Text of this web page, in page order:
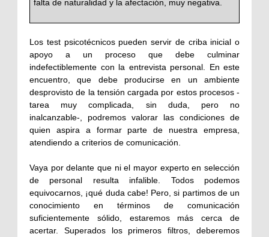
falta de naturalidad y la afectación, muy negativa.
Los test psicotécnicos pueden servir de criba inicial o
apoyo a un proceso que debe culminar
indefectiblemente con la entrevista personal. En este
encuentro, que debe producirse en un ambiente
desprovisto de la tensión cargada por estos procesos -
tarea muy complicada, sin duda, pero no
inalcanzable-, podremos valorar las condiciones de
quien aspira a formar parte de nuestra empresa,
atendiendo a criterios de comunicación.
Vaya por delante que ni el mayor experto en selección
de personal resulta infalible. Todos podemos
equivocarnos, ¡qué duda cabe! Pero, si partimos de un
conocimiento en términos de comunicación
suficientemente sólido, estaremos más cerca de
acertar. Superados los primeros filtros, deberemos